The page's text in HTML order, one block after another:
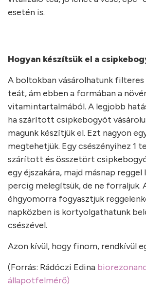
esetén is.
Hogyan készítsük el a
A boltokban vásárolhatunk
teát, ám ebben a formában a
vitamintartalmából. A legjobb
ha szárított csipkebogyót
magunk készítjük el. Ezt nagyon
megtehetjük. Egy csészényihez 1
szárított és összetört
egy éjszakára, majd másnap reggel
percig melegítsük, de ne forraljuk.
éhgyomorra fogyasztjuk
napközben is kortyolgathatunk
csészével.
Azon kívül, hogy finom, rendkívül
(Forrás: Rádóczi Edina
állapotfelmérő)